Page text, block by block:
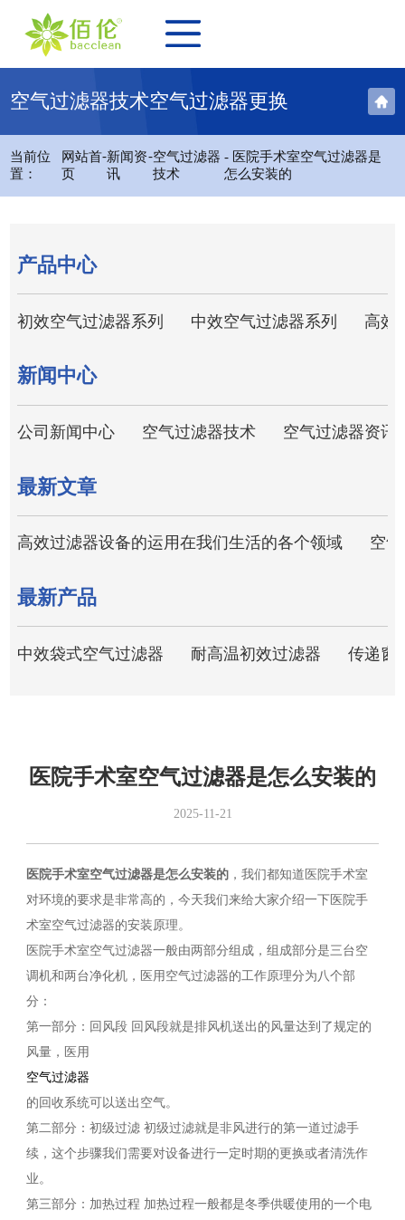
空气过滤器技术空气过滤器更换
当前位
置：
网站首
页
-新闻资
讯
-空气过滤器
技术
- 医院手术室空气过滤器是
怎么安装的
产品中心
初效空气过滤器系列 中效空气过滤器系列 高效
新闻中心
公司新闻中心 空气过滤器技术 空气过滤器资讯
最新文章
高效过滤器设备的运用在我们生活的各个领域 空
最新产品
中效袋式空气过滤器 耐高温初效过滤器 传递窗
医院手术室空气过滤器是怎么安装的
2025-11-21
医院手术室空气过滤器是怎么安装的，我们都知道医院手术室
对环境的要求是非常高的，今天我们来给大家介绍一下医院手
术室空气过滤器的安装原理。
医院手术室空气过滤器一般由两部分组成，组成部分是三台空
调机和两台净化机，医用空气过滤器的工作原理分为八个部
分：
第一部分：回风段 回风段就是排风机送出的风量达到了规定的
风量，医用
空气过滤器
的回收系统可以送出空气。
第二部分：初级过滤 初级过滤就是非风进行的第一道过滤手
续，这个步骤我们需要对设备进行一定时期的更换或者清洗作
业。
第三部分：加热过程 加热过程一般都是冬季供暖使用的一个电